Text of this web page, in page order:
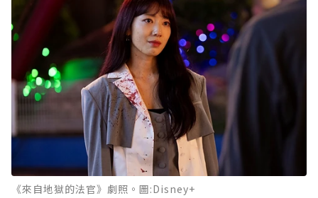
《來自地獄的法官》劇照。圖:Disney+